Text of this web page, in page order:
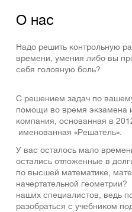
О нас
Надо решить контрольную
времени, умeния либо вы
себя головную боль?
С решением задач по
помощи во время экзамена
компания, основанная в
именованная «Решатель».
У вас осталось мало
остались отложенные в
по высшей математике,
начертательной
наших специалистов, ведь
разобраться с учебником